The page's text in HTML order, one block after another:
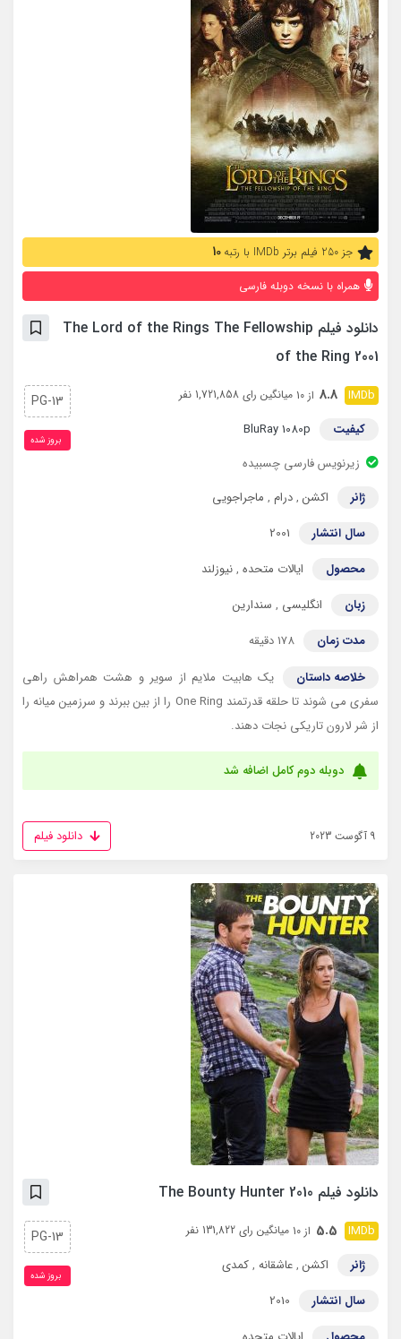
جز 250 فیلم برتر IMDb با رتبه 10
همراه با نسخه دوبله فارسی
دانلود فیلم The Lord of the Rings The Fellowship
of the Ring 2001
8.8 از 10 میانگین رای 1,721,858 نفر
کیفیت
BluRay 1080p
زیرنویس فارسی چسبیده
ژانر
اکشن ,درام , ماجراجویی
سال انتشار
2001
محصول
ایالات متحده ,نیوزلند
زبان
انگلیسی , سندارین
مدت زمان
178 دقیقه
خلاصه داستان
یک هابیت ملایم از سویر و هشت همراهش راهی
سفری می شوند تا حلقه قدرتمند One Ring را از بین ببرند و سرزمین میانه را
از شر لارون تاریکی نجات دهند.
PG-13
بروز‌ شده
دوبله دوم کامل اضافه شد
9 آگوست 2023 دانلود فیلم
دانلود فیلم The Bounty Hunter 2010
5.5 از 10 میانگین رای 131,822 نفر
ژانر اکشن ,عاشقانه ,کمدی
سال انتشار
2010
PG-13
بروز‌ شده